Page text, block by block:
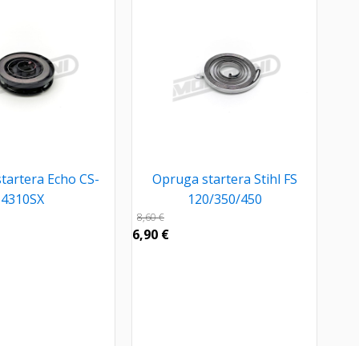
Echo CS-
4310SX
Opruga startera Stihl FS
120/350/450
8,60€
6,90 €